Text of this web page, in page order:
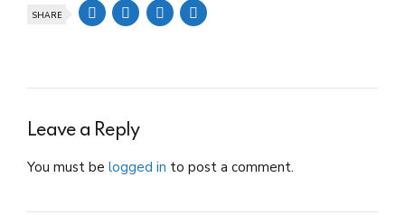
SHARE
Leave a Reply
You must be logged in to post a comment.